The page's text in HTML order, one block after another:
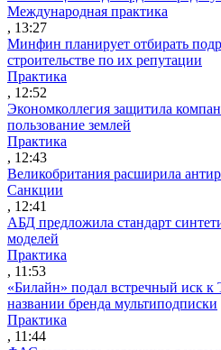
Международная практика
, 13:27
Минфин планирует отбирать
строительстве по их репутации
Практика
, 12:52
Экономколлегия защитила
пользование землей
Практика
, 12:43
Великобритания расширила
Санкции
, 12:41
АБД предложила стандарт
моделей
Практика
, 11:53
«Билайн» подал встречный иск к
названии бренда мультиподписки
Практика
, 11:44